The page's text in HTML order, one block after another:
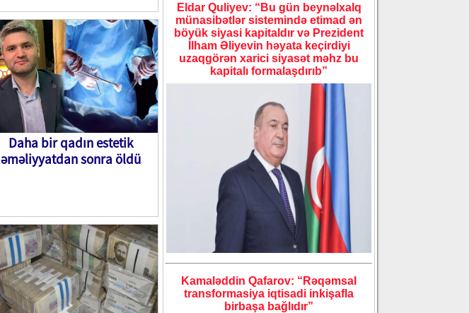
Daha bir qadın estetik
əməliyyatdan sonra öldü
Eldar Quliyev: “Bu gün beynəlxalq
münasibətlər sistemində etimad ən
böyük siyasi kapitaldır və Prezident
İlham Əliyevin həyata keçirdiyi
uzaqgörən xarici siyasət məhz bu
kapitalı formalaşdırıb”
Kamaləddin Qafarov: “Rəqəmsal
transformasiya iqtisadi inkişafla
birbaşa bağlıdır”